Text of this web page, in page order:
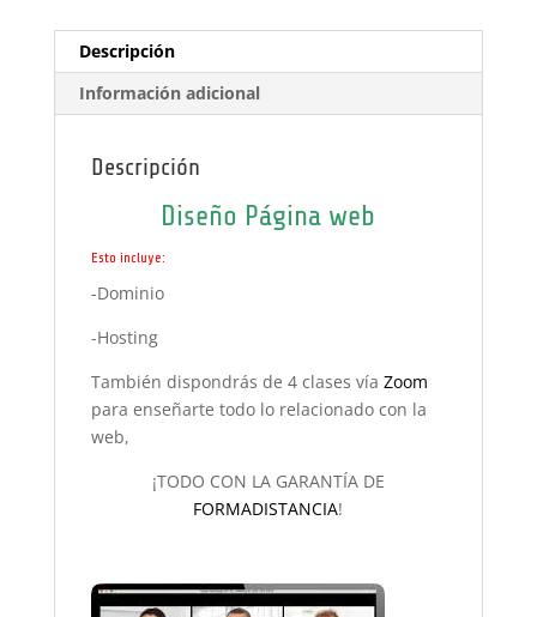
Descripción
Información adicional
Descripción
Diseño Página web
Esto incluye:
-Dominio
-Hosting
También dispondrás de 4 clases vía Zoom
para enseñarte todo lo relacionado con la
web,
¡TODO CON LA GARANTÍA DE
FORMADISTANCIA!